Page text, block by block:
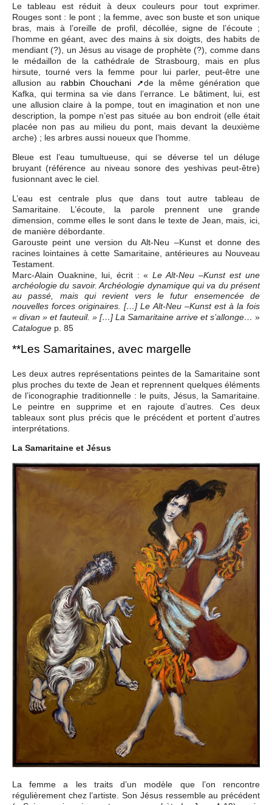
Le tableau est réduit à deux couleurs pour tout exprimer.
Rouges sont : le pont ; la femme, avec son buste et son unique
bras, mais à l’oreille de profil, décollée, signe de l’écoute ;
l’homme en géant, avec des mains à six doigts, des habits de
mendiant (?), un Jésus au visage de prophète (?), comme dans
le médaillon de la cathédrale de Strasbourg, mais en plus
hirsute, tourné vers la femme pour lui parler, peut-être une
allusion au rabbin Chouchani
de la même génération que
Kafka, qui termina sa vie dans l’errance. Le bâtiment, lui, est
une allusion claire à la pompe, tout en imagination et non une
description, la pompe n’est pas située au bon endroit (elle était
placée non pas au milieu du pont, mais devant la deuxième
arche) ; les arbres aussi noueux que l’homme.
Bleue est l’eau tumultueuse, qui se déverse tel un déluge
bruyant (référence au niveau sonore des yeshivas peut-être)
fusionnant avec le ciel.
L’eau est centrale plus que dans tout autre tableau de
Samaritaine. L’écoute, la parole prennent une grande
dimension, comme elles le sont dans le texte de Jean, mais, ici,
de manière débordante.
Garouste peint une version du Alt-Neu –Kunst et donne des
racines lointaines à cette Samaritaine, antérieures au Nouveau
Testament.
Marc-Alain Ouaknine, lui, écrit : «Le Alt-Neu –Kunst est une
archéologie du savoir. Archéologie dynamique qui va du présent
au passé, mais qui revient vers le futur ensemencée de
nouvelles forces originaires. […] Le Alt-Neu –Kunst est à la fois
« divan » et fauteuil. » […] La Samaritaine arrive et s’allonge… »
Catalogue p. 85
**Les Samaritaines, avec margelle
Les deux autres représentations peintes de la Samaritaine sont
plus proches du texte de Jean et reprennent quelques éléments
de l’iconographie traditionnelle : le puits, Jésus, la Samaritaine.
Le peintre en supprime et en rajoute d’autres. Ces deux
tableaux sont plus précis que le précédent et portent d’autres
interprétations.
La Samaritaine et Jésus
La femme a les traits d’un modèle que l’on rencontre
régulièrement chez l’artiste. Son Jésus ressemble au précédent